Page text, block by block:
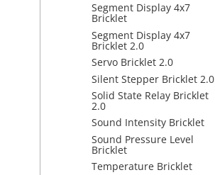
Segment Display 4x7
Bricklet
Segment Display 4x7
Bricklet 2.0
Servo Bricklet 2.0
Silent Stepper Bricklet 2.0
Solid State Relay Bricklet
2.0
Sound Intensity Bricklet
Sound Pressure Level
Bricklet
Temperature Bricklet